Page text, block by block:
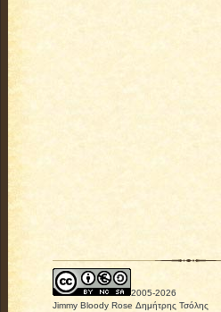
2005-2026
Jimmy Bloody Rose Δημήτρης Τσόλης